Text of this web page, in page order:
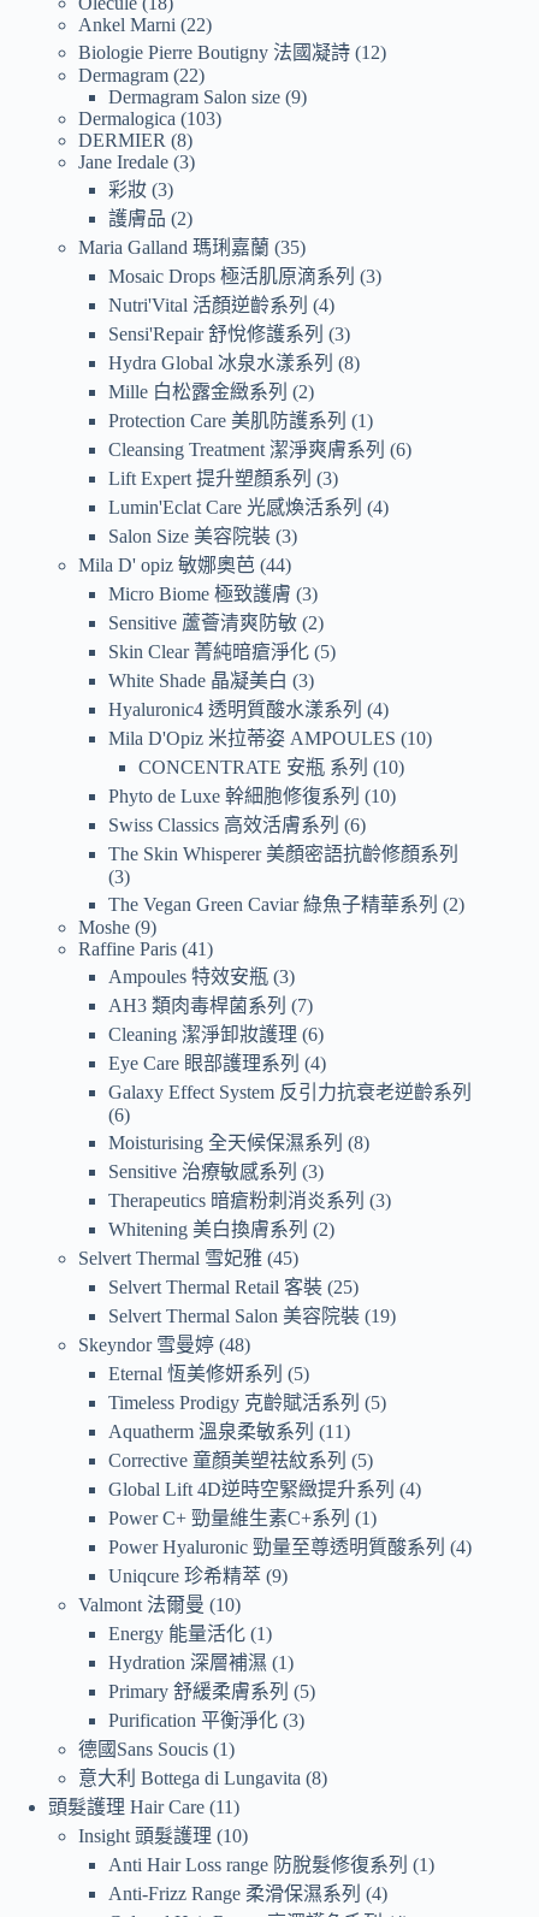
Ankel Marni
22
Biologie Pierre Boutigny 法國凝詩 12
Dermagram 22
Dermagram Salon size 9
Dermalogica
103
DERMIER
8
Jane Iredale 3
彩妝 3
護膚品
2
Maria Galland 瑪琍嘉蘭 35
Mosaic Drops 極活肌原滴系列
3
Nutri'Vital 活顏逆齡系列
4
Sensi'Repair 舒悅修護系列
3
Hydra Global 冰泉水漾系列
8
Mille 白松露金緻系列
2
Protection Care 美肌防護系列
1
Cleansing Treatment 潔淨爽膚系列
6
Lift Expert 提升塑顏系列
3
Lumin'Eclat Care 光感煥活系列
4
Salon Size 美容院裝 3
Mila D' opiz 敏娜奧芭 44
Micro Biome 極致護膚 3
Sensitive 蘆薈清爽防敏 2
Skin Clear 菁純暗瘡淨化 5
White Shade 晶凝美白
3
Hyaluronic4 透明質酸水漾系列
4
Mila D'Opiz 米拉蒂姿 AMPOULES
10
CONCENTRATE 安瓶 系列
10
Phyto de Luxe 幹細胞修復系列
10
Swiss Classics 高效活膚系列
6
The Skin Whisperer 美顏密語抗齡修顏系列
3
The Vegan Green Caviar 綠魚子精華系列
2
Moshe 9
Raffine Paris 41
Ampoules 特效安瓶 3
AH3 類肉毒桿菌系列
7
Cleaning 潔淨卸妝護理 6
Eye Care 眼部護理系列
4
Galaxy Effect System 反引力抗衰老逆齡系列
6
Moisturising 全天候保濕系列
8
Sensitive 治療敏感系列
3
Therapeutics 暗瘡粉刺消炎系列
3
Whitening 美白換膚系列
2
Selvert Thermal 雪妃雅 45
Selvert Thermal Retail 客裝 25
Selvert Thermal Salon 美容院裝 19
Skeyndor 雪曼婷 48
Eternal 恆美修妍系列
5
Timeless Prodigy 克齡賦活系列
5
Aquatherm 溫泉柔敏系列
11
Corrective 童顏美塑祛紋系列
5
Global Lift 4D逆時空緊緻提升系列
4
Power C+ 勁量維生素C+系列
1
Power Hyaluronic 勁量至尊透明質酸系列
4
Uniqcure 珍希精萃 9
Valmont 法爾曼
10
Energy 能量活化 1
Hydration 深層補濕
1
Primary 舒緩柔膚系列
5
Purification 平衡淨化 3
德國Sans Soucis 1
意大利 Bottega di Lungavita 8
頭髮護理 Hair Care 11
Insight 頭髮護理
10
Anti Hair Loss range 防脫髮修復系列
1
Anti-Frizz Range 柔滑保濕系列
4